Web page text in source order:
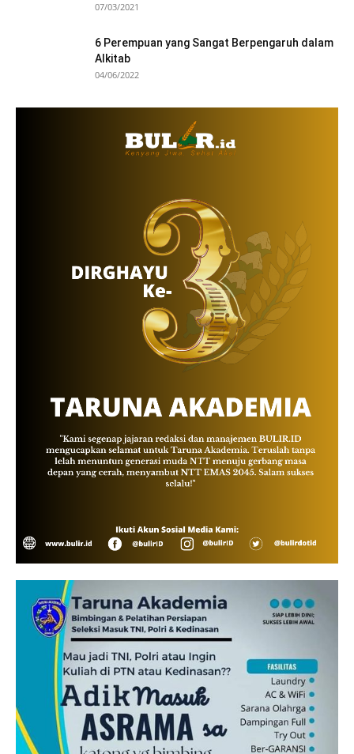
07/03/2021
6 Perempuan yang Sangat Berpengaruh dalam
Alkitab
04/06/2022